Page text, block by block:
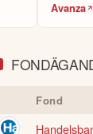
är du
Avanza
Fond